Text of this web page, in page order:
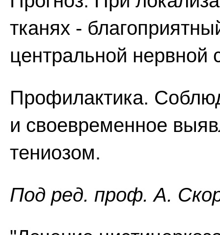
тканях -
центральной нервной
Профилактика.
и своевременное
тениозом.
Пoд peд. проф. А.